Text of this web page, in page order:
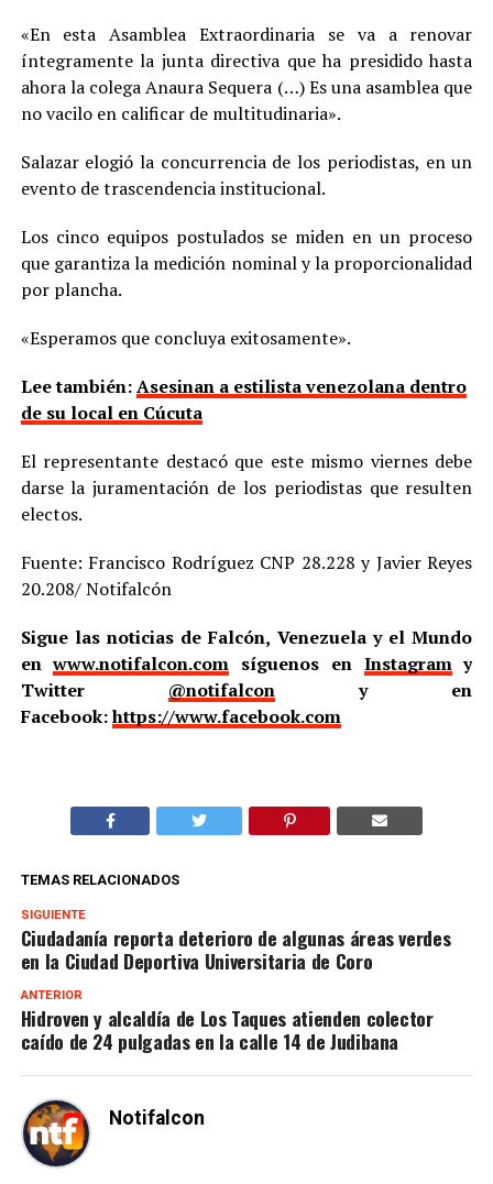
«En esta Asamblea Extraordinaria se va a renovar
íntegramente la junta directiva que ha presidido hasta
ahora la colega Anaura Sequera (…) Es una asamblea que
no vacilo en calificar de multitudinaria».
Salazar elogió la concurrencia de los periodistas, en un
evento de trascendencia institucional.
Los cinco equipos postulados se miden en un proceso
que garantiza la medición nominal y la proporcionalidad
por plancha.
«Esperamos que concluya exitosamente».
Lee también:Asesinan a estilista venezolana dentro
de su local en Cúcuta
El representante destacó que este mismo viernes debe
darse la juramentación de los periodistas que resulten
electos.
Fuente: Francisco Rodríguez CNP 28.228 y Javier Reyes
20.208/ Notifalcón
Sigue las noticias de Falcón, Venezuela y el Mundo
enwww.notifalcon.com síguenos en Instagramy
Twitter @notifalcony en
Facebook:https://www.facebook.com
TEMAS RELACIONADOS
SIGUIENTE
Ciudadanía reporta deterioro de algunas áreas verdes
en la Ciudad Deportiva Universitaria de Coro
ANTERIOR
Hidroven y alcaldía de Los Taques atienden colector
caído de 24 pulgadas en la calle 14 de Judibana
Notifalcon